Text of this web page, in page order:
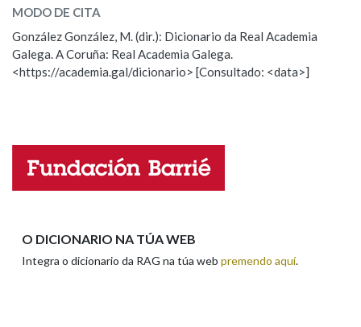
ESCOLLE UNHA OPCIÓN:
Observación Hai un erro na palabra
Propoño mellorar a definición
Nome
MODO DE CITA
González González, M. (dir.): Dicionario da Real Academia
Galega. A Coruña: Real Academia Galega.
<https://academia.gal/dicionario> [Consultado: <data>]
O DICIONARIO NA TÚA WEB
Integra o dicionario da RAG na túa web premendo aquí.